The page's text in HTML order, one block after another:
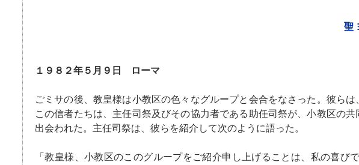
聖
１９８２年５月９日 ローマ
ごミサの後、教皇様は小教区の色々なグループと会合をなさった。彼ら
この信者たちは、主任司祭及びその協力者である助任司祭が、小教区の
出会われた。主任司祭は、彼らを紹介して次のように語った。
「教皇様、小教区のこのグループをご紹介申し上げることは、私の喜